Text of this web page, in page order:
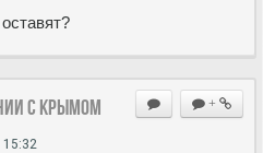
+
с Крымом